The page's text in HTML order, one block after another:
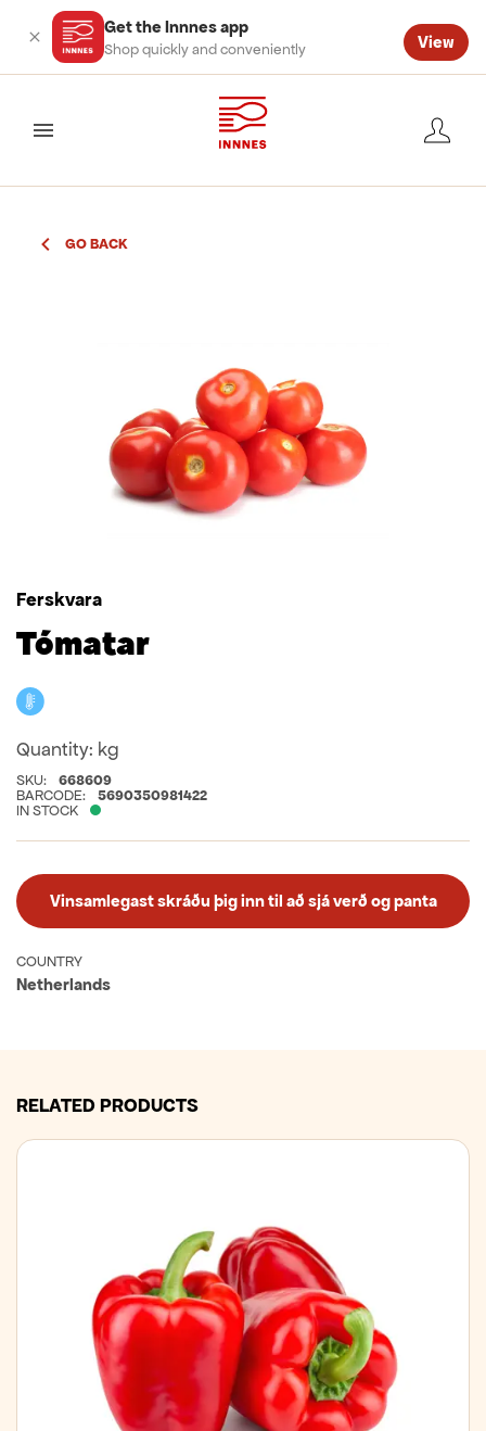
Get the Innnes app
Shop quickly and conveniently View
valmynd
GO BACK
Ferskvara
Tómatar
Quantity: kg
SKU:
668609
BARCODE:
5690350981422
IN STOCK
Vinsamlegast skráðu þig inn til að sjá verð og panta
COUNTRY
Netherlands
RELATED PRODUCTS